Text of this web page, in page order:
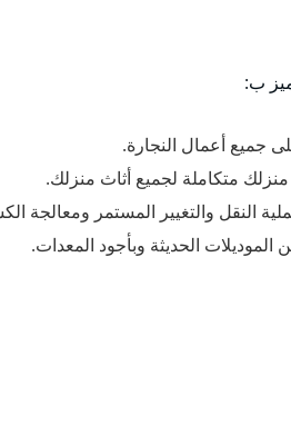
ب:
جميع أعمال النجارة.
متكاملة لجميع أثاث منزلك.
النقل والتغيير المستمر ومعالجة
الحديثة وبأجود المعدات.